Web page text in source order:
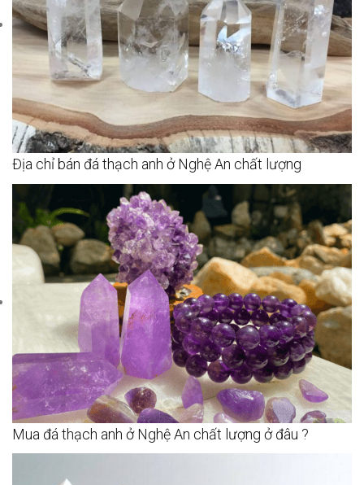
Địa chỉ bán đá thạch anh ở Nghệ An chất lượng
Mua đá thạch anh ở Nghệ An chất lượng ở đâu ?